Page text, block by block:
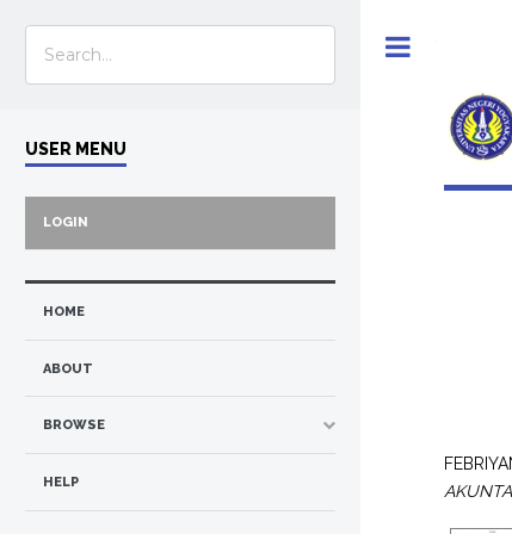
USER MENU
LOGIN
HOME
ABOUT
BROWSE
HELP